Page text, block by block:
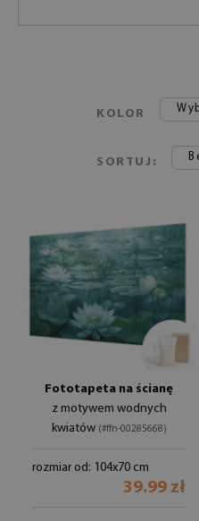
KOLOR
SORTUJ:
Fototapeta na ścianę
z motywem wodnych
kwiatów (#ffn-00285668)
rozmiar od: 104x70 cm
39.99 zł